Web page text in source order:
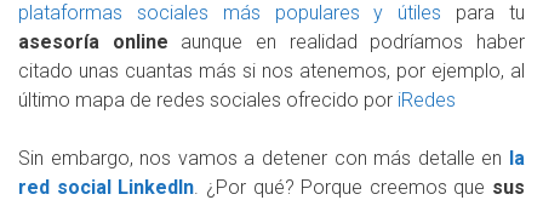
plataformas sociales más populares y útiles para tu
asesoría online aunque en realidad podríamos haber
citado unas cuantas más si nos atenemos, por ejemplo, al
último mapa de redes sociales ofrecido por iRedes
Sin embargo, nos vamos a detener con más detalle en
la
red social LinkedIn. ¿Por qué? Porque creemos que sus